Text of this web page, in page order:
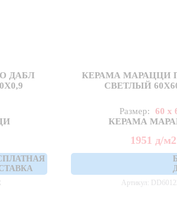
ДАБЛ
КЕРАМА МАРАЦЦИ
СВЕТЛЫЙ
Размер:
60 x
КЕРАМА
1951 д/м2
Артикул: